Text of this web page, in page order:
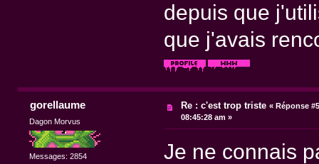
depuis que
que j'avais
gorellaume
Dagon Morvus
Messages: 2854
Re : c'est trop triste « Réponse
08:45:28 am »
Je ne connais